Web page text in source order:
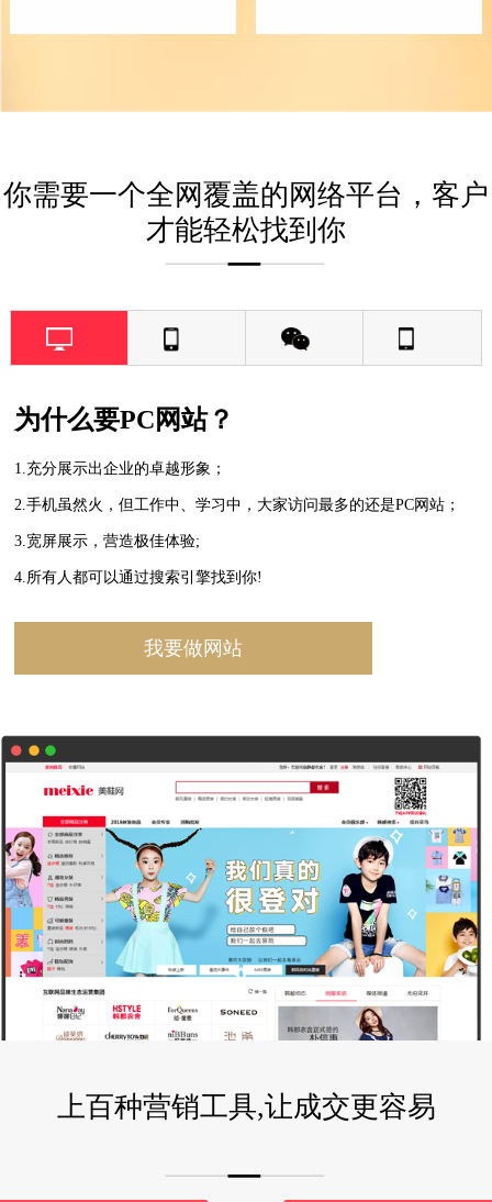
你需要一个全网覆盖的网络平台，客户
才能轻松找到你
为什么要PC网站？
1.充分展示出企业的卓越形象；
2.手机虽然火，但工作中、学习中，大家访问最多的还是PC网站；
3.宽屏展示，营造极佳体验;
4.所有人都可以通过搜索引擎找到你!
我要做网站
上百种营销工具,让成交更容易